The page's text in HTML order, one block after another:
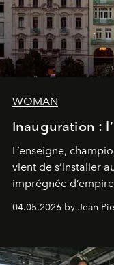
WOMAN
Inauguration :
L’enseigne,
vient de s’installer
imprégnée
04.05.2026 by Jean-